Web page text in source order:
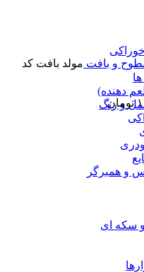
دهنده)
و رنگ
و همبرگر
سکه ای
و بافت مولد بافت کد
تومان